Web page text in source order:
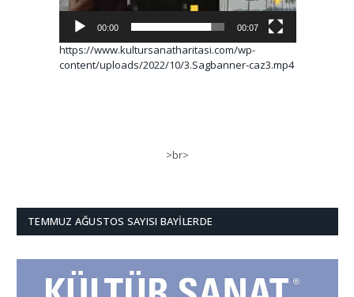
00:00 00:07
https://www.kultursanatharitasi.com/wp-
content/uploads/2022/10/3.Sagbanner-caz3.mp4
>br>
TEMMUZ AĞUSTOS SAYISI BAYILERDE